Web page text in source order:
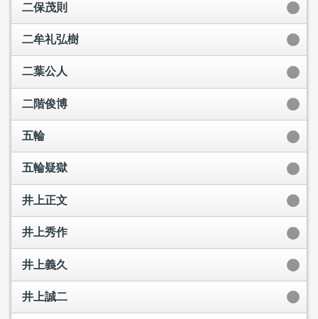
二保茂則
二牟礼弘樹
二葉公人
二階俊博
五輪
五輪疑獄
井上正文
井上秀作
井上義久
井上誠二